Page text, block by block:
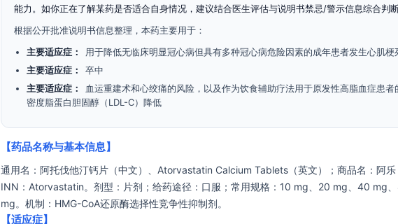
能力。如你正在了解某药是否适合自身情况，建议结合医生评估与说明书禁忌/警示信息综合判断
根据公开批准说明书信息整理，本药主要用于：
主要适应症：
用于降低无临床明显冠心病但具有多种冠心病危险因素的成年患者发生心肌梗
主要适应症：
卒中
主要适应症：
血运重建术和心绞痛的风险，以及作为饮食辅助疗法用于原发性高脂血症患者
密度脂蛋白胆固醇（LDL-C）降低
【药品名称与基本信息】
通用名：阿托伐他汀钙片（中文）、Atorvastatin Calcium Tablets（英文）；商品名：阿乐
INN：Atorvastatin。剂型：片剂；给药途径：口服；常用规格：10 mg、20 mg、40 mg
mg。机制：HMG-CoA还原酶选择性竞争性抑制剂。
【适应症】